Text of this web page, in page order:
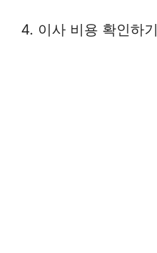
4. 이사 비용 확인하기